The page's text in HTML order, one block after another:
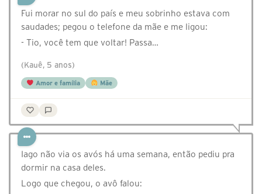
Fui morar no sul do país e meu sobrinho estava com
saudades; pegou o telefone da mãe e me ligou:
- Tio, você tem que voltar! Passa…
(Kauê, 5 anos)
Amor e família Mãe
Iago não via os avós há uma semana, então pediu pra
dormir na casa deles.
Logo que chegou, o avô falou: